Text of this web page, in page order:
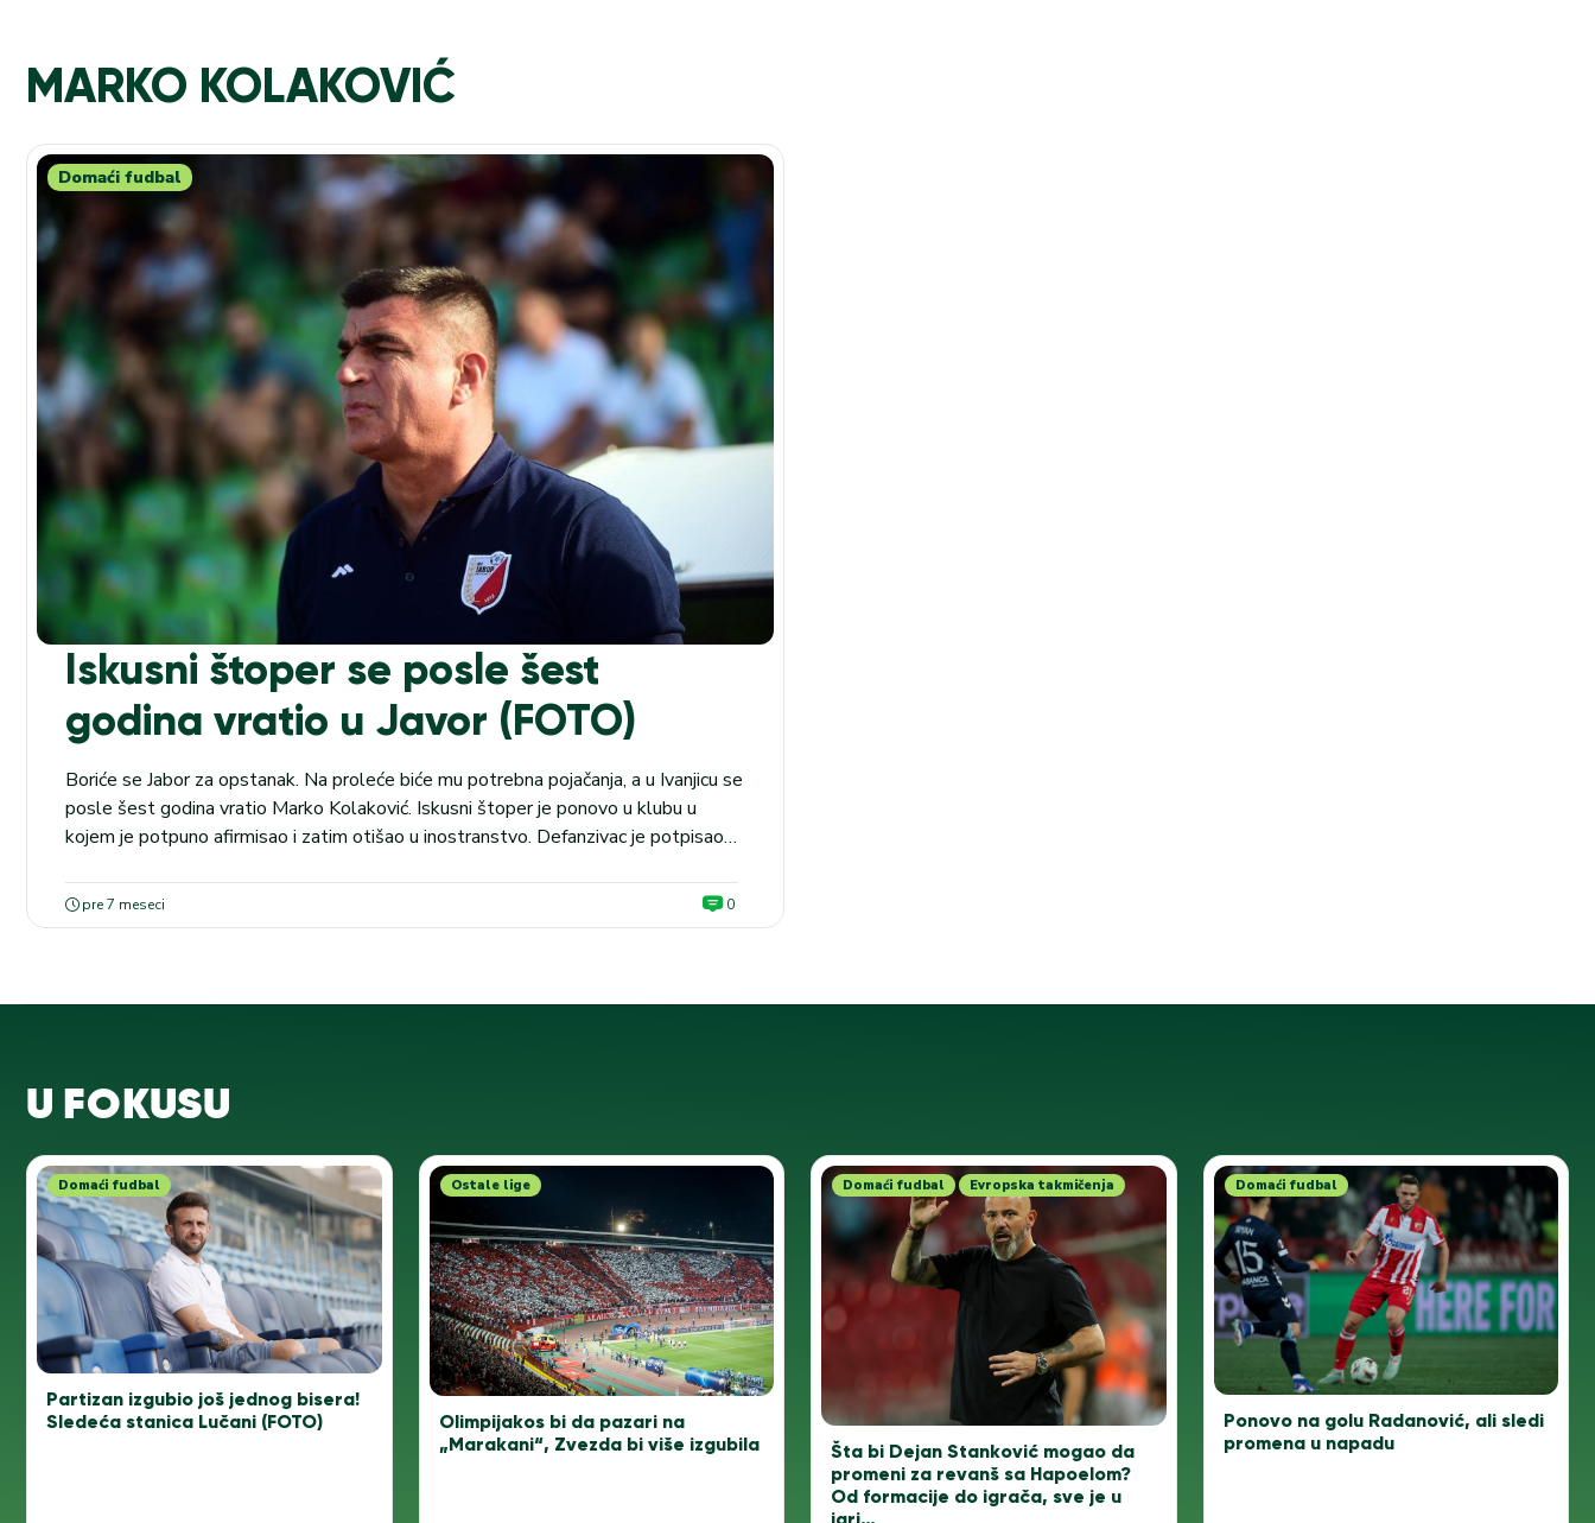
MARKO KOLAKOVIĆ
Domaći fudbal
Iskusni štoper se posle šest
godina vratio u Javor (FOTO)
Boriće se Jabor za opstanak. Na proleće biće mu potrebna pojačanja, a u Ivanjicu se
posle šest godina vratio Marko Kolaković. Iskusni štoper je ponovo u klubu u
kojem je potpuno afirmisao i zatim otišao u inostranstvo. Defanzivac je potpisao
U... pre 7 meseci 0
U FOKUSU
Domaći fudbal
Partizan izgubio još jednog bisera!
Sledeća stanica Lučani (FOTO)
Ostale lige
Olimpijakos bi da pazari na
„Marakani“, Zvezda bi više izgubila
Domaći fudbal Evropska takmičenja
Šta bi Dejan Stanković mogao da
promeni za revanš sa Hapoelom?
Od formacije do igrača, sve je u
igri…
Domaći fudbal
Ponovo na golu Radanović, ali sledi
promena u napadu